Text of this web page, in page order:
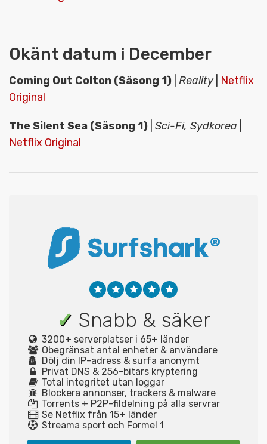
Okänt datum i December
Coming Out Colton (Säsong 1) Reality| Netflix
Original
The Silent Sea (Säsong 1) Sci-Fi, Sydkorea
Netflix Original
✓ Snabb & säker
3200+ serverplatser i 65+ länder
Obegränsat antal enheter & användare
Dölj din IP-adress & surfa anonymt
Privat DNS & 256-bitars kryptering
Total integritet utan loggar
Blockera annonser, trackers & malware
Torrents + P2P-fildelning på alla servrar
Se Netflix från 15+ länder
Streama sport och Formel 1